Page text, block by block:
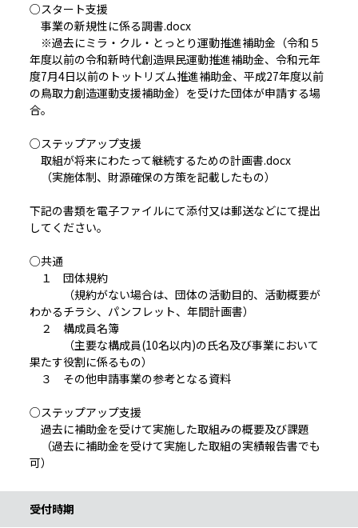
○スタート支援
事業の新規性に係る調書.docx
※過去にミラ・クル・とっとり運動推進補助金（令和５
年度以前の令和新時代創造県民運動推進補助金、令和元年
度7月4日以前のトットリズム推進補助金、平成27年度以前
の鳥取力創造運動支援補助金）を受けた団体が申請する場
合。
○ステップアップ支援
取組が将来にわたって継続するための計画書.docx
（実施体制、財源確保の方策を記載したもの）
下記の書類を電子ファイルにて添付又は郵送などにて提出
してください。
○共通
１ 団体規約
（規約がない場合は、団体の活動目的、活動概要が
わかるチラシ、パンフレット、年間計画書）
２ 構成員名簿
（主要な構成員(10名以内)の氏名及び事業において
果たす役割に係るもの）
３ その他申請事業の参考となる資料
○ステップアップ支援
過去に補助金を受けて実施した取組みの概要及び課題
（過去に補助金を受けて実施した取組の実績報告書でも
可）
受付時期